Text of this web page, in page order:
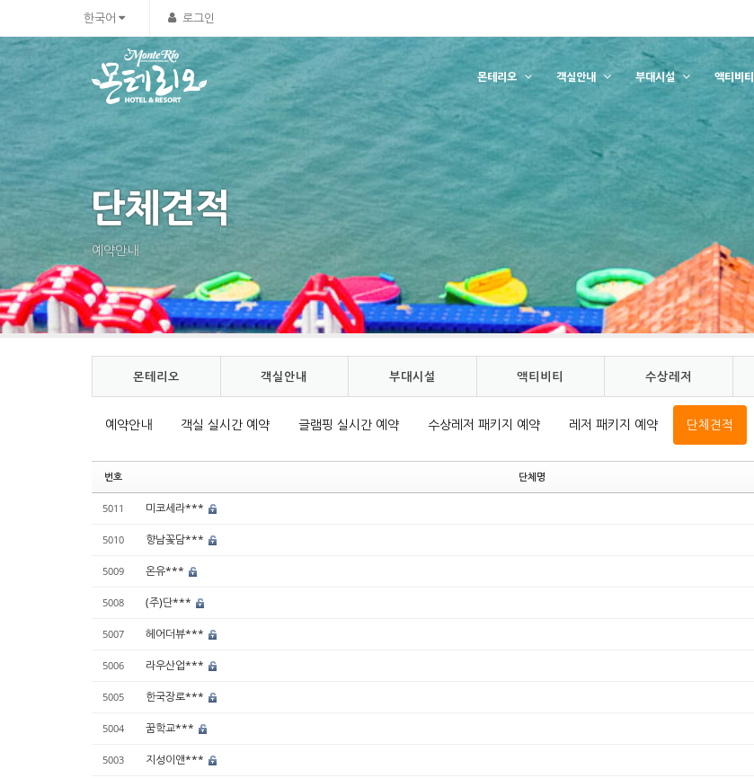
한국어 로그인
몬테리오 객실안내 부대시설 액티비티
단체견적
예약안내
몬테리오 객실안내 부대시설 액티비티 수상레저
예약안내 객실 실시간 예약 글램핑 실시간 예약 수상레저 패키지 예약 레저 패키지 예약 단체견적
번호 단체명
5011 미코세라***
5010 향남꽃담***
5009 온유***
5008 (주)단***
5007 헤어더뷰***
5006 라우산업***
5005 한국장로***
5004 꿈학교***
5003 지성이앤***
Sketchbook5, 스케치북5